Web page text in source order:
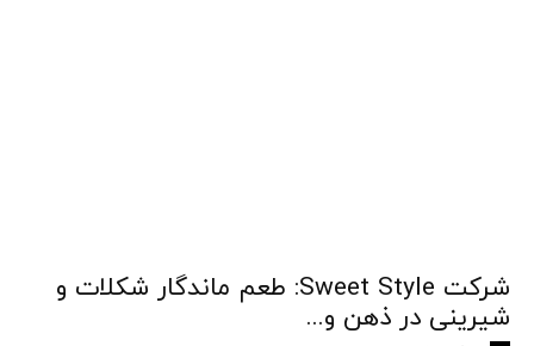
شرکت Sweet Style: طعم ماندگار شکلات و
شیرینی در ذهن و...